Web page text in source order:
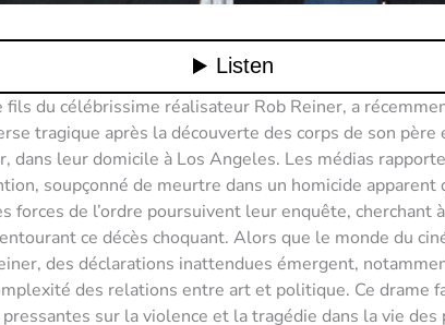
fils du célébrissime réalisateur Rob Reiner, a
tragique après la découverte des corps de son père
dans leur domicile à Los Angeles. Les médias
soupçonné de meurtre dans un homicide apparent
forces de l’ordre poursuivent leur enquête, cherchant
ce décès choquant. Alors que le monde du
des déclarations inattendues émergent,
des relations entre art et politique. Ce drame
sur la violence et la tragédie dans la vie des